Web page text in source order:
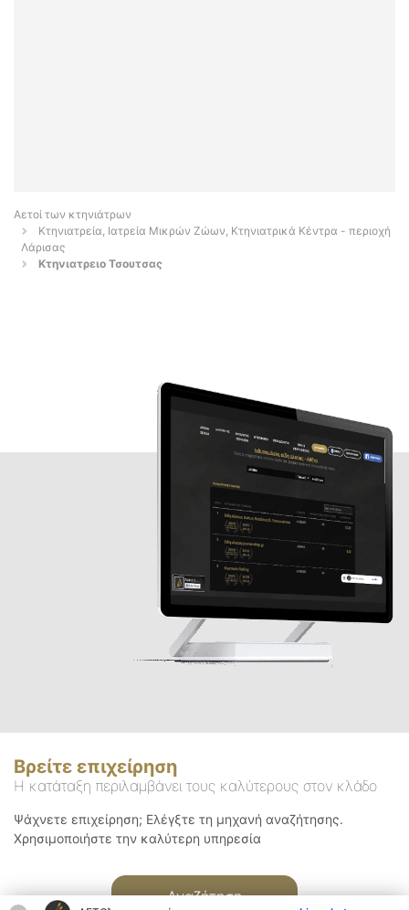
Αετοί των κτηνιάτρων
Κτηνιατρεία, Ιατρεία Μικρών Ζώων, Κτηνιατρικά Κέντρα - περιοχή
Λάρισας
Κτηνιατρειο Τσουτσας
Βρείτε επιχείρηση
Η κατάταξη περιλαμβάνει τους καλύτερους στον κλάδο
Ψάχνετε επιχείρηση; Ελέγξτε τη μηχανή αναζήτησης.
Χρησιμοποιήστε την καλύτερη υπηρεσία
Αναζήτηση